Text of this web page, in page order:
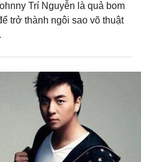
Trí Nguyễn là quả bom
trở thành ngôi sao võ thuật